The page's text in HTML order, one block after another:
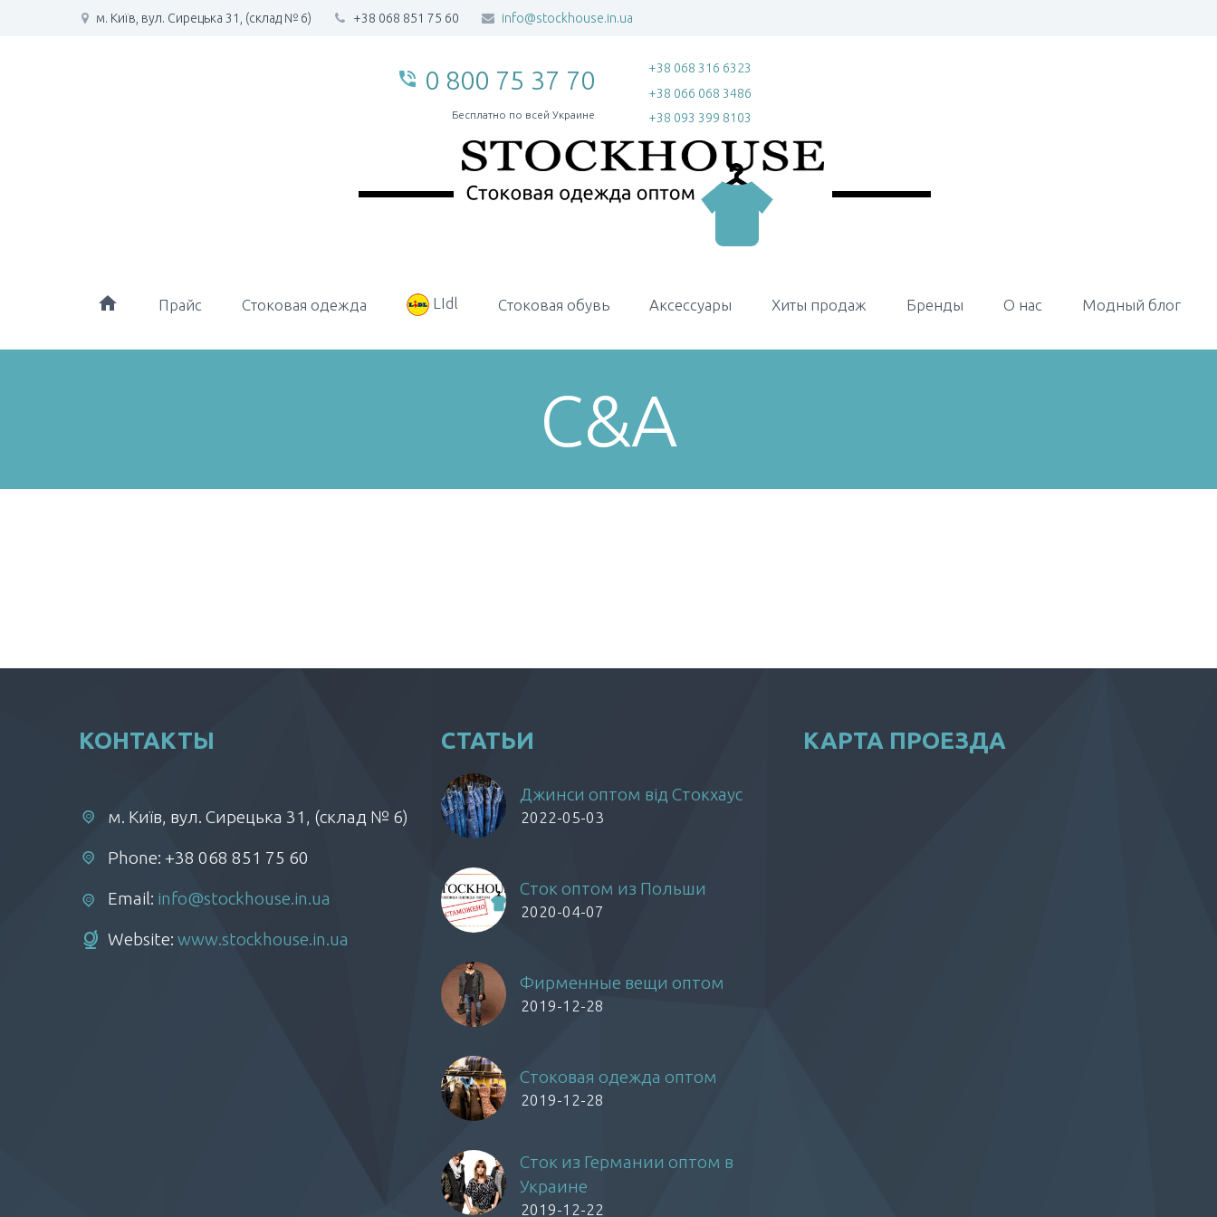
м. Київ, вул. Сирецька 31, (склад № 6) +38 068 851 75 60 info@stockhouse.in.ua
phone_in_talk 0 800 75 37 70
Бесплатно по всей Украине
+38 068 316 6323
+38 066 068 3486
+38 093 399 8103
home Прайс Стоковая одежда LIdl Стоковая обувь Аксессуары Хиты продаж Бренды О нас Модный блог
C&A
КОНТАКТЫ
м. Київ, вул. Сирецька 31, (склад № 6)
Phone: +38 068 851 75 60
Email: info@stockhouse.in.ua
Website: www.stockhouse.in.ua
СТАТЬИ
Джинси оптом від Стокхаус
2022-05-03
Сток оптом из Польши
2020-04-07
Фирменные вещи оптом
2019-12-28
Стоковая одежда оптом
2019-12-28
Сток из Германии оптом в
Украине
2019-12-22
КАРТА ПРОЕЗДА